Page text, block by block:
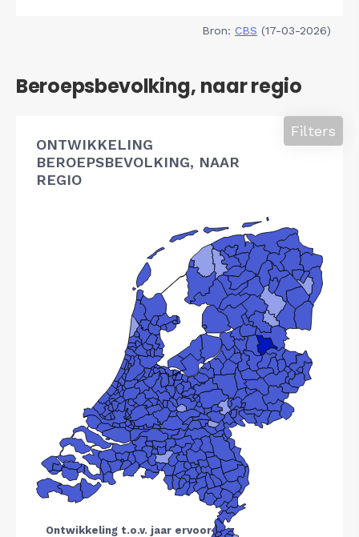
Bron: CBS (17-03-2026)
Beroepsbevolking, naar regio
ONTWIKKELING
BEROEPSBEVOLKING, NAAR
REGIO
Filters